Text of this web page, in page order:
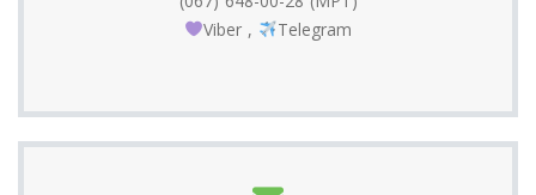
Viber , Telegram